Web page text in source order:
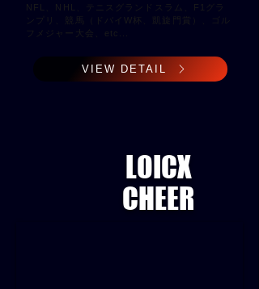
NFL、NHL、テニスグランドスラム、F1グラ
ンプリ、競馬（ドバイW杯、凱旋門賞）、ゴル
フメジャー大会、etc...
VIEW DETAIL
LOICX
​CHEER